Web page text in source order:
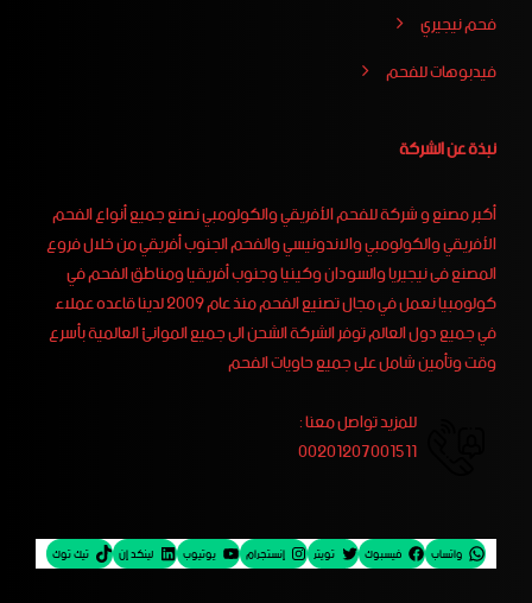
فحم نيجيري
فيدبوهات للفحم
نبذة عن الشركة
أكبر مصنع و شركة للفحم الأفريقي والكولومبي نصنع جميع أنواع الفحم
الأفريقي والكولومبي والاندونيسي والفحم الجنوب أفريقي من خلال فروع
المصنع فى نيجيريا والسودان وكينيا وجنوب أفريقيا ومناطق الفحم في
كولومبيا نعمل في مجال تصنيع الفحم منذ عام 2009 لدينا قاعده عملاء
في جميع دول العالم توفر الشركة الشحن الى جميع الموانئ العالمية بأسرع
وقت وتأمين شامل على جميع حاويات الفحم
للمزيد تواصل معنا :
00201207001511
واتساب فيسبوك تويتر إنستجرام يوتيوب لينكد إن تيك توك